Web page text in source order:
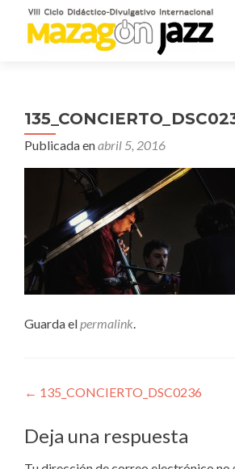
Publicada enabril 5, 2016
Guarda elpermalink.
Navegación
de
entradas
← 135_CONCIERTO_DSC0236
Deja una respuesta